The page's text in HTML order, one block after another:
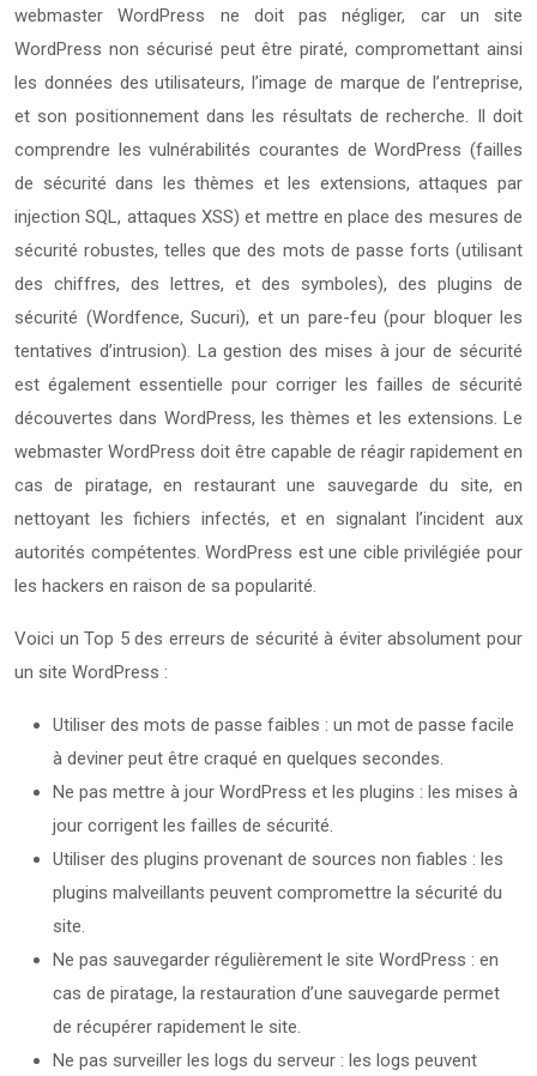
webmaster WordPress ne doit pas négliger, car un site
WordPress non sécurisé peut être piraté, compromettant ainsi
les données des utilisateurs, l’image de marque de l’entreprise,
et son positionnement dans les résultats de recherche. Il doit
comprendre les vulnérabilités courantes de WordPress (failles
de sécurité dans les thèmes et les extensions, attaques par
injection SQL, attaques XSS) et mettre en place des mesures de
sécurité robustes, telles que des mots de passe forts (utilisant
des chiffres, des lettres, et des symboles), des plugins de
sécurité (Wordfence, Sucuri), et un pare-feu (pour bloquer les
tentatives d’intrusion). La gestion des mises à jour de sécurité
est également essentielle pour corriger les failles de sécurité
découvertes dans WordPress, les thèmes et les extensions. Le
webmaster WordPress doit être capable de réagir rapidement en
cas de piratage, en restaurant une sauvegarde du site, en
nettoyant les fichiers infectés, et en signalant l’incident aux
autorités compétentes. WordPress est une cible privilégiée pour
les hackers en raison de sa popularité.
Voici un Top 5 des erreurs de sécurité à éviter absolument pour
un site WordPress :
Utiliser des mots de passe faibles : un mot de passe facile
à deviner peut être craqué en quelques secondes.
Ne pas mettre à jour WordPress et les plugins : les mises à
jour corrigent les failles de sécurité.
Utiliser des plugins provenant de sources non fiables : les
plugins malveillants peuvent compromettre la sécurité du
site.
Ne pas sauvegarder régulièrement le site WordPress : en
cas de piratage, la restauration d’une sauvegarde permet
de récupérer rapidement le site.
Ne pas surveiller les logs du serveur : les logs peuvent